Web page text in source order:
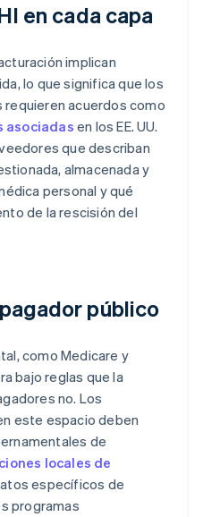
en cada capa
implican
lo que significa que los
acuerdos como
asociadasen los EE. UU.
que describan
almacenada y
personal y qué
de la rescisión del
público
como Medicare y
bajo reglas que la
no. Los
este espacio deben
de
locales de
específicos de
programas